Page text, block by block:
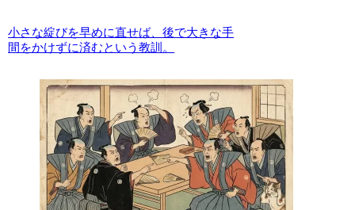
小さな綻びを早めに直せば、後で大きな手
間をかけずに済むという教訓。